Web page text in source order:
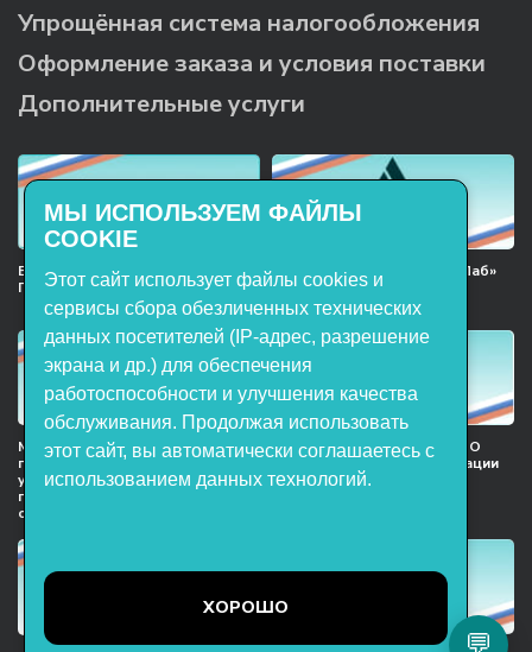
Упрощённая система налогообложения
Оформление заказа и условия поставки
Дополнительные услуги
Включён в реестр Российского
ПО
Продукция НТП «ЭнергияЛаб»
включена в реестр
Минпромторга РФ
Мы в национальном союзе
предприятий индустрии
учебного оборудования и
поставщиков образовательных
организация
Сертификат участника ООО
НТП «ЭнергияЛаб» ассоциации
предприятий индустрии
МЫ ИСПОЛЬЗУЕМ ФАЙЛЫ
COOKIE
Этот сайт использует файлы cookies и
сервисы сбора обезличенных технических
данных посетителей (IP-адрес, разрешение
экрана и др.) для обеспечения
работоспособности и улучшения качества
обслуживания. Продолжая использовать
этот сайт, вы автоматически соглашаетесь с
использованием данных технологий.
ХОРОШО